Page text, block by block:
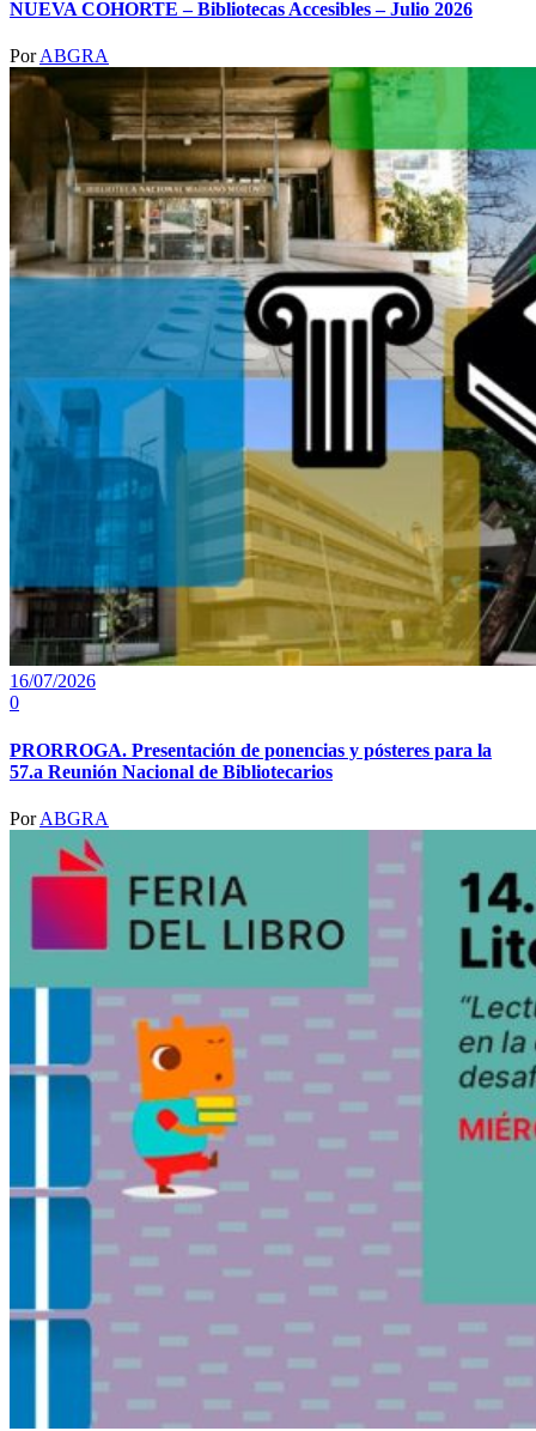
NUEVA COHORTE – Bibliotecas Accesibles – Julio 2026
PorABGRA
16/07/2026
0
PRORROGA. Presentación de ponencias y pósteres para la
57.a Reunión Nacional de Bibliotecarios
PorABGRA